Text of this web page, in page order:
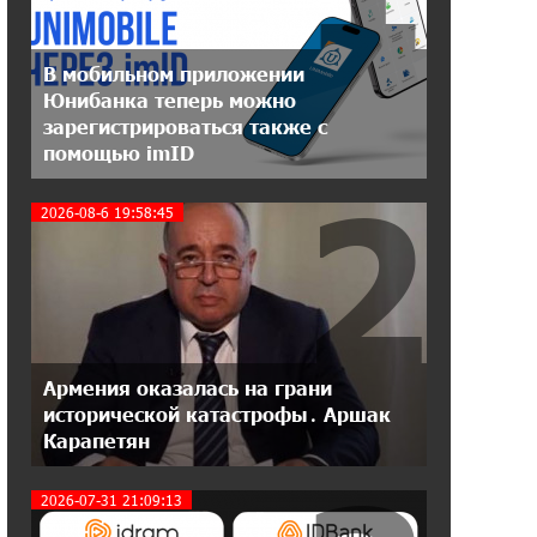
20:31:19 14-07-2026
Юнибанк разыграет поездку в
Италию среди новых держателей
карт Mastercard World «Travel»
Москва–Баку: есть разногласия, но
связи сохраняются. А мы что
18:04:39 13-07-2026
День благодарности клиентам в
Ванадзоре: IDBank
17:07:36 11-07-2026
уничтожить Армению․ Аршак
Карапетян
В мобильном приложении
Юнибанка теперь можно
зарегистрироваться также с
помощью imID
2026-08-6 19:58:45
Армения оказалась на грани
исторической катастрофы․ Аршак
Карапетян
2
2026-07-31 21:09:13